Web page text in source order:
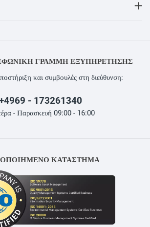
ΓΡΑΜΜΉ ΕΞΥΠΗΡΈΤΗΣΗΣ
και συμβουλές στη διεύθυνση:
- 173261340
- Παρασκευή 09:00 - 16:00
ΚΑΤΑΣΤΗΜΑ